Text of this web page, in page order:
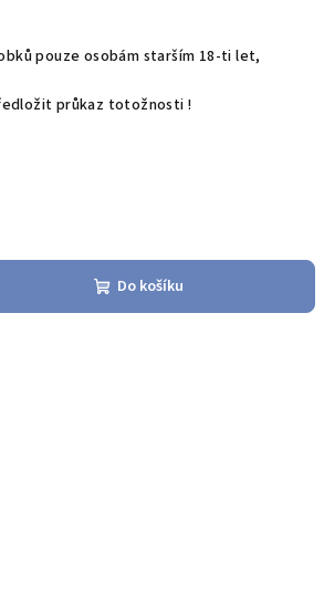
pouze osobám starším 18-ti let,
průkaz totožnosti !
Do košíku